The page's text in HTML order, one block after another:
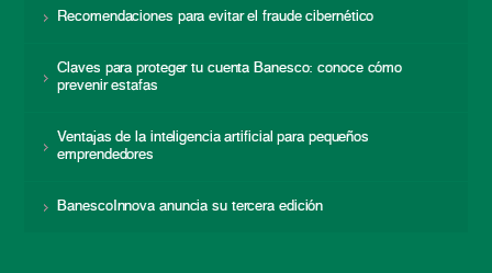
Recomendaciones para evitar el fraude cibernético
Claves para proteger tu cuenta Banesco: conoce cómo
prevenir estafas
Ventajas de la inteligencia artificial para pequeños
emprendedores
BanescoInnova anuncia su tercera edición